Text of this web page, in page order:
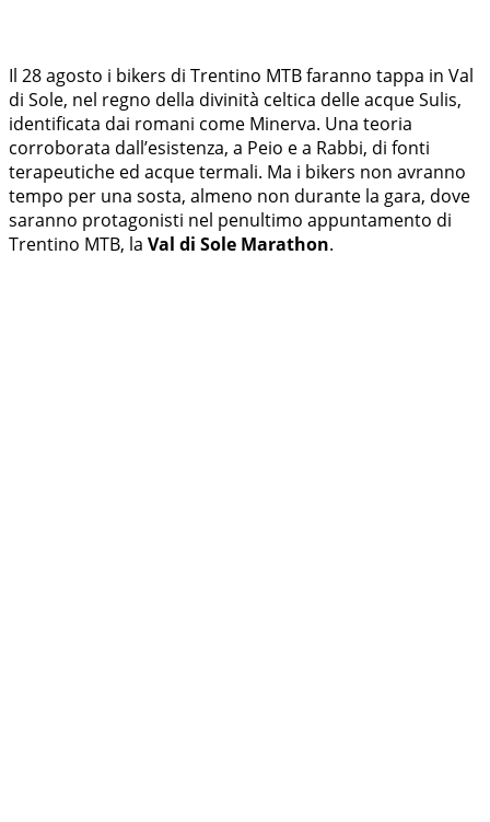
Il 28 agosto i bikers di Trentino MTB faranno tappa in Val
di Sole, nel regno della divinità celtica delle acque Sulis,
identificata dai romani come Minerva. Una teoria
corroborata dall’esistenza, a Peio e a Rabbi, di fonti
terapeutiche ed acque termali. Ma i bikers non avranno
tempo per una sosta, almeno non durante la gara, dove
saranno protagonisti nel penultimo appuntamento di
Trentino MTB, la Val di Sole Marathon.